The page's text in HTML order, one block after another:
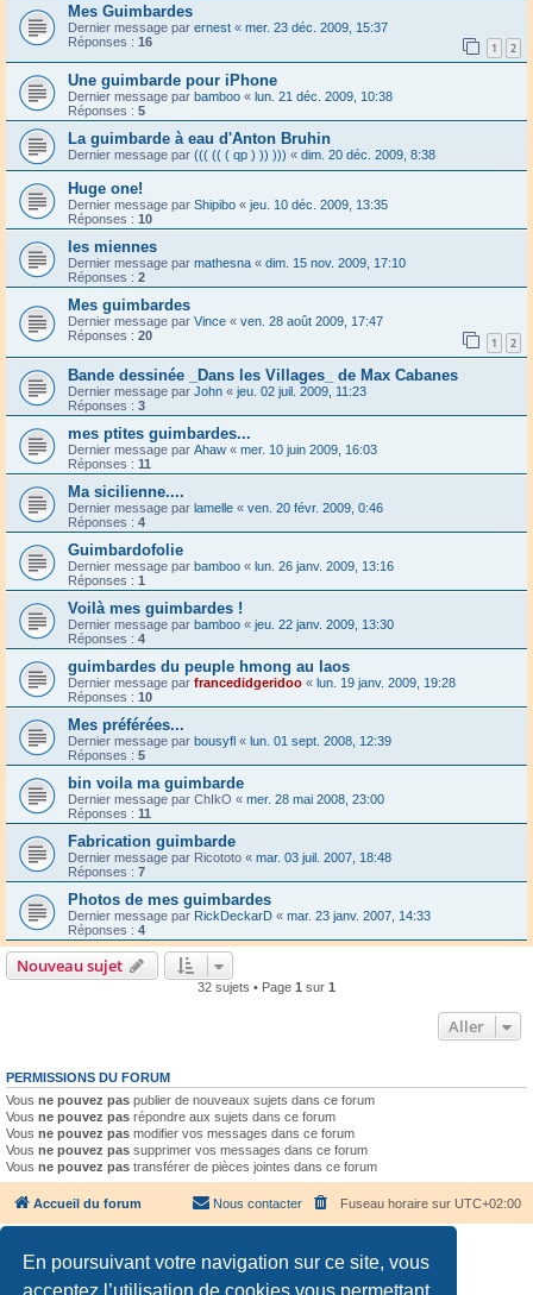
En poursuivant votre navigation sur ce site, vous
acceptez l’utilisation de cookies vous permettant
Mes Guimbardes
Dernier message par ernest « mer. 23 déc. 2009, 15:37
Réponses : 16 1 2
Une guimbarde pour iPhone
Dernier message par bamboo « lun. 21 déc. 2009, 10:38
Réponses : 5
La guimbarde à eau d'Anton Bruhin
Dernier message par ((( (( ( qp ) )) ))) « dim. 20 déc. 2009, 8:38
Huge one!
Dernier message par Shipibo « jeu. 10 déc. 2009, 13:35
Réponses : 10
les miennes
Dernier message par mathesna « dim. 15 nov. 2009, 17:10
Réponses : 2
Mes guimbardes
Dernier message par Vince « ven. 28 août 2009, 17:47
Réponses : 20 1 2
Bande dessinée _Dans les Villages_ de Max Cabanes
Dernier message par John « jeu. 02 juil. 2009, 11:23
Réponses : 3
mes ptites guimbardes...
Dernier message par Ahaw « mer. 10 juin 2009, 16:03
Réponses : 11
Ma sicilienne....
Dernier message par lamelle « ven. 20 févr. 2009, 0:46
Réponses : 4
Guimbardofolie
Dernier message par bamboo « lun. 26 janv. 2009, 13:16
Réponses : 1
Voilà mes guimbardes !
Dernier message par bamboo « jeu. 22 janv. 2009, 13:30
Réponses : 4
guimbardes du peuple hmong au laos
Dernier message par francedidgeridoo « lun. 19 janv. 2009, 19:28
Réponses : 10
Mes préférées...
Dernier message par bousyfl « lun. 01 sept. 2008, 12:39
Réponses : 5
bin voila ma guimbarde
Dernier message par ChIkO « mer. 28 mai 2008, 23:00
Réponses : 11
Fabrication guimbarde
Dernier message par Ricototo « mar. 03 juil. 2007, 18:48
Réponses : 7
Photos de mes guimbardes
Dernier message par RickDeckarD « mar. 23 janv. 2007, 14:33
Réponses : 4
Nouveau sujet
32 sujets • Page 1 sur 1
Aller
PERMISSIONS DU FORUM
Vous ne pouvez pas publier de nouveaux sujets dans ce forum
Vous ne pouvez pas répondre aux sujets dans ce forum
Vous ne pouvez pas modifier vos messages dans ce forum
Vous ne pouvez pas supprimer vos messages dans ce forum
Vous ne pouvez pas transférer de pièces jointes dans ce forum
Accueil du forum Fuseau horaire sur UTC+02:00
Nous contacter